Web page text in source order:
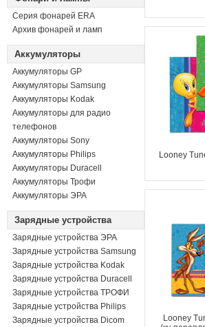
Серия фонарей ERA
Архив фонарей и ламп
Аккумуляторы
Аккумуляторы GP
Аккумуляторы Samsung
Аккумуляторы Kodak
Аккумуляторы для радио
телефонов
Аккумуляторы Sony
Аккумуляторы Philips
Аккумуляторы Duracell
Аккумуляторы Трофи
Аккумуляторы ЭРА
Зарядные устройства
Зарядные устройства ЭРА
Зарядные устройства Samsung
Зарядные устройства Kodak
Зарядные устройства Duracell
Зарядные устройства ТРОФИ
Зарядные устройства Philips
Зарядные устройства Dicom
Looney
Looney